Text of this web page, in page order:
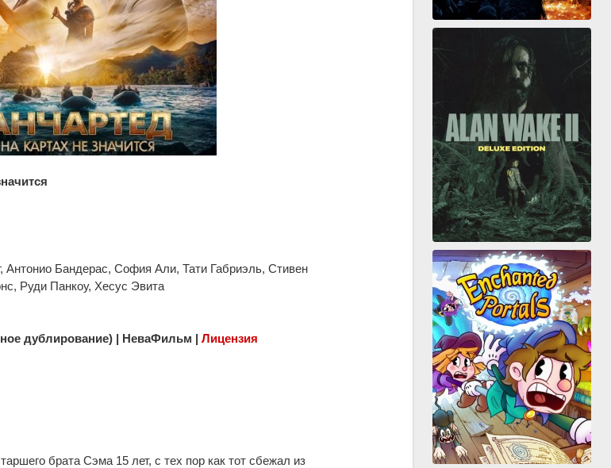
Бандерас, София Али, Тати Габриэль, Стивен
Руди Панкоу, Хесус Эвита
дублирование) | НеваФильм | Лицензия
брата Сэма 15 лет, с тех пор как тот сбежал из